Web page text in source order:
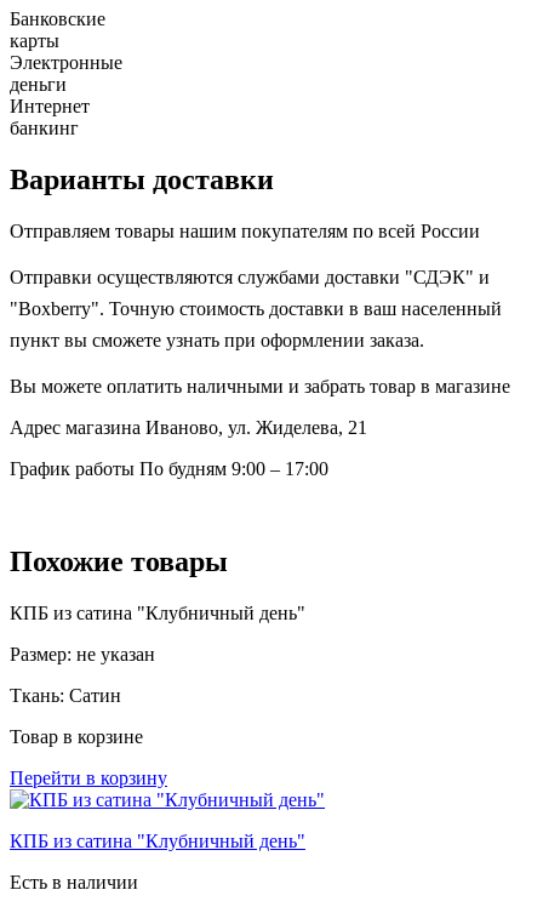
Банковские
карты
Электронные
деньги
Интернет
банкинг
Варианты доставки
Отправляем товары нашим покупателям по всей России
Отправки осуществляются службами доставки "СДЭК" и
"Boxberry". Точную стоимость доставки в ваш населенный
пункт вы сможете узнать при оформлении заказа.
Вы можете оплатить наличными и забрать товар в магазине
Адрес магазина Иваново, ул. Жиделева, 21
График работы По будням 9:00 – 17:00
Похожие товары
КПБ из сатина "Клубничный день"
Размер: не указан
Ткань: Сатин
Товар в корзине
Перейти в корзину
КПБ из сатина "Клубничный день"
Есть в наличии